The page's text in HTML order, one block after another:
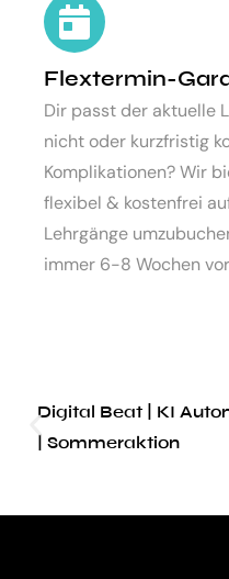
Flextermin-
Dir passt der aktuelle
nicht oder kurzfristig
Komplikationen? Wir
flexibel & kostenfrei
Lehrgänge
immer 6-8 Wochen
Digital Beat | KI
| Sommeraktion